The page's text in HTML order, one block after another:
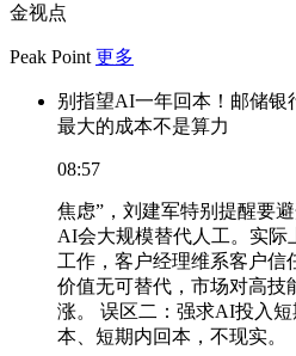
金视点
Peak Point 更多
别指望AI一年回本！邮储银
最大的成本不是算力
08:57
焦虑”，刘建军特别提醒要
AI会大规模替代人工。实际
工作，客户经理维系客户信
价值无可替代，市场对高技
涨。 误区二：强求AI投入
本、短期内回本，不现实。